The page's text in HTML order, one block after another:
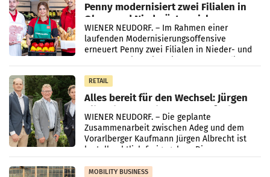
Penny modernisiert zwei Filialen in
Ober- und Niederösterreich
WIENER NEUDORF. – Im Rahmen einer
laufenden Modernisierungsoffensive
erneuert Penny zwei Filialen in Nieder- und
RETAIL
Alles bereit für den Wechsel: Jürgen
Albrecht setzt ab 1.1.2027 auf Adeg
WIENER NEUDORF. – Die geplante
Zusammenarbeit zwischen Adeg und dem
Vorarlberger Kaufmann Jürgen Albrecht ist
kartellrechtlich freigegeben: Die
Bundeswettbewerbsbehörde und der
Bundeskartellanwalt
MOBILITY BUSINESS